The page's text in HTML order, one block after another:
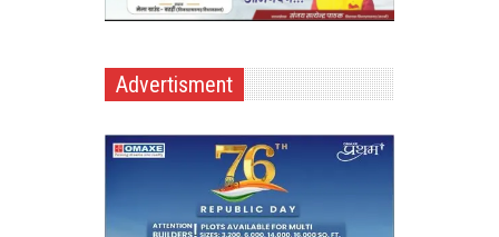
Advertisment